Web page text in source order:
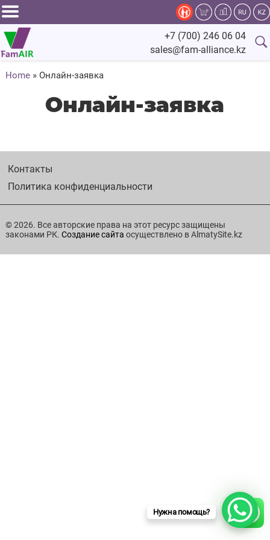
Задать
вопрос
специалисту
Оснащение
Производство
Fam.Alliance
+7 (700) 246 06 04
sales@fam-alliance.kz
Home »Онлайн-заявка
Онлайн-заявка
Контакты
Политика конфиденциальности
© 2026. Все авторские права на этот ресурс защищены
законами РК. Создание сайта осуществлено в AlmatySite.kz
Нужна помощь?